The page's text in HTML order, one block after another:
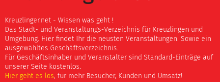
Kreuzlinger.net - Wissen was geht !
Das Stadt- und Veranstaltungs-Verzeichnis für Kreuzlingen und
Umgebung. Hier findet Ihr die neusten Veranstaltungen. Sowie ein
ausgewähltes Geschäftsverzeichnis.
Für Geschäftsinhaber und Veranstalter sind Standard-Einträge auf
unserer Seite kostenlos.
Hier geht es los, für mehr Besucher, Kunden und Umsatz!